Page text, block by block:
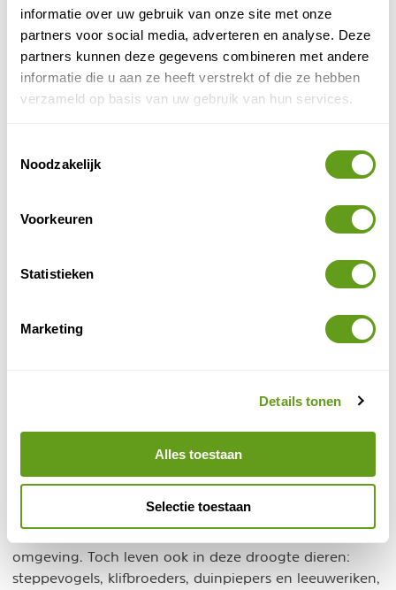
informatie over uw gebruik van onze site met onze
partners voor social media, adverteren en analyse. Deze
partners kunnen deze gegevens combineren met andere
informatie die u aan ze heeft verstrekt of die ze hebben
verzameld op basis van uw gebruik van hun services.
Noodzakelijk
Voorkeuren
Statistieken
Marketing
Details tonen
Alles toestaan
Selectie toestaan
3. Bardenas Reales
zuiden van Navarra
kent een paar dorre
steppenachtige gebieden. Ze zijn uniek voor vogels.
Deze open landschappen zijn de enige in Europa waar
een gipsen steenwoestijn, op ca. 1,5 uur rijden ten
zuiden van Pamplona, bij het dorp Arguedas.
Het landschap voelt onaards aan: torens van zand
omgeving. Toch leven ook in deze droogte dieren:
steppevogels, klifbroeders, duinpiepers en leeuweriken,